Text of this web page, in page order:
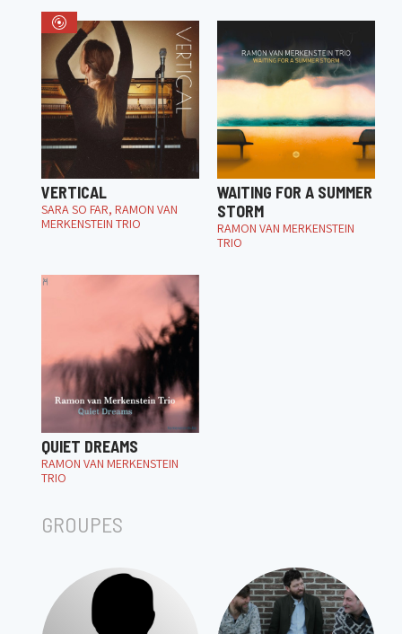
VERTICAL
SARA SO FAR, RAMON VAN
MERKENSTEIN TRIO
WAITING FOR A SUMMER
STORM
RAMON VAN MERKENSTEIN
TRIO
QUIET DREAMS
RAMON VAN MERKENSTEIN
TRIO
GROUPES